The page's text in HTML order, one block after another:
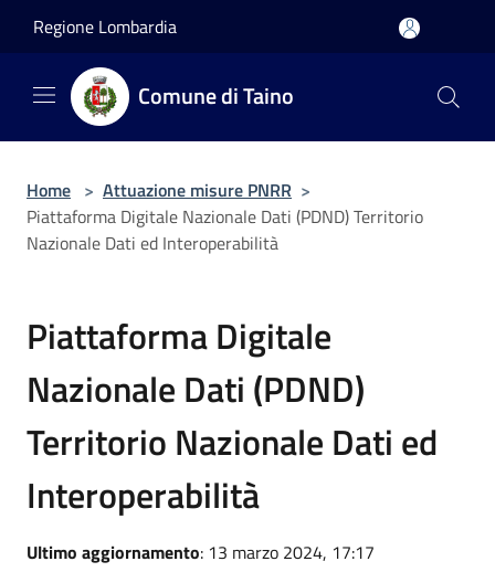
Regione Lombardia
Comune di Taino
Home > Attuazione misure PNRR >
Piattaforma Digitale Nazionale Dati (PDND) Territorio
Nazionale Dati ed Interoperabilità
Piattaforma Digitale
Nazionale Dati (PDND)
Territorio Nazionale Dati ed
Interoperabilità
Ultimo aggiornamento: 13 marzo 2024, 17:17